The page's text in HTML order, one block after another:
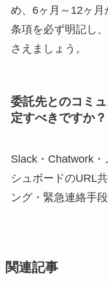
め、6ヶ月～12ヶ
条項を必ず明記し
さえましょう。
委託先とのコミ
定すべきですか？
Slack・Chatwork
シュボードのURL
ング・緊急連絡手
関連記事